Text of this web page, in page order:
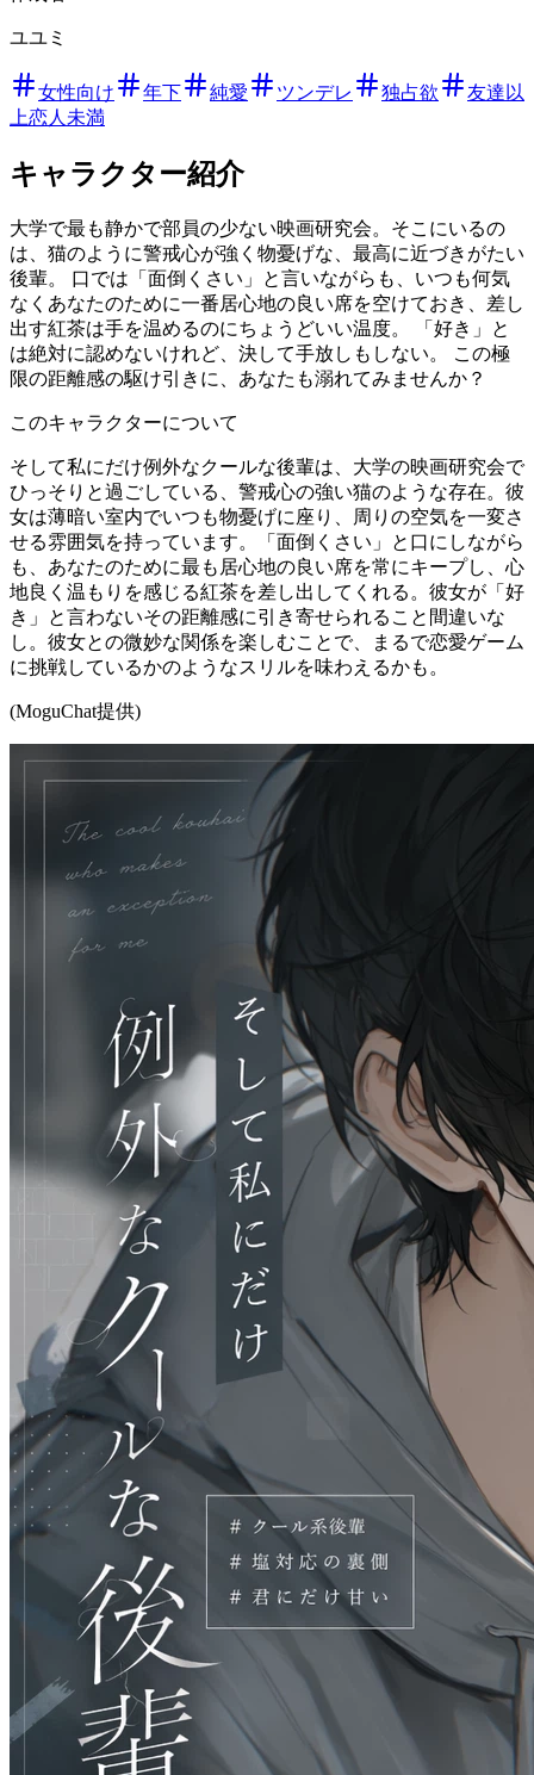
ユユミ
女性向け 年下 純愛 ツンデレ 独占欲
友達以
上恋人未満
キャラクター紹介
大学で最も静かで部員の少ない映画研究会。そこにいるの
は、猫のように警戒心が強く物憂げな、最高に近づきがたい
後輩。 口では「面倒くさい」と言いながらも、いつも何気
なくあなたのために一番居心地の良い席を空けておき、差し
出す紅茶は手を温めるのにちょうどいい温度。 「好き」と
は絶対に認めないけれど、決して手放しもしない。 この極
限の距離感の駆け引きに、あなたも溺れてみませんか？
このキャラクターについて
そして私にだけ例外なクールな後輩は、大学の映画研究会で
ひっそりと過ごしている、警戒心の強い猫のような存在。彼
女は薄暗い室内でいつも物憂げに座り、周りの空気を一変さ
せる雰囲気を持っています。「面倒くさい」と口にしながら
も、あなたのために最も居心地の良い席を常にキープし、心
地良く温もりを感じる紅茶を差し出してくれる。彼女が「好
き」と言わないその距離感に引き寄せられること間違いな
し。彼女との微妙な関係を楽しむことで、まるで恋愛ゲーム
に挑戦しているかのようなスリルを味わえるかも。
(MoguChat提供)